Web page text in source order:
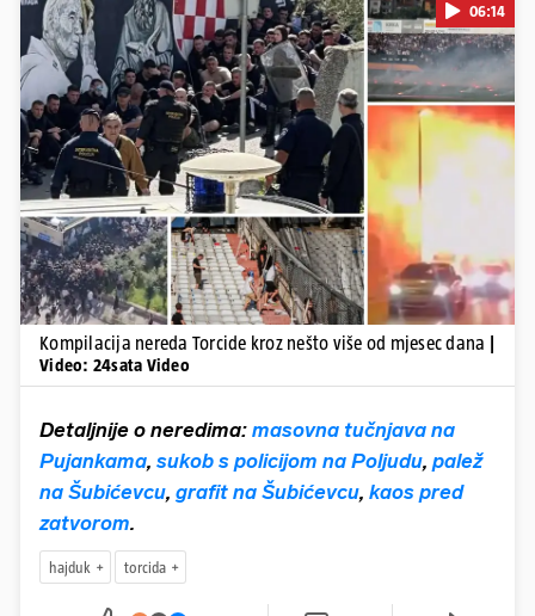
Pokretanje videa...
06:14
Kompilacija nereda Torcide kroz nešto više od mjesec dana
Video: 24sata Video
Detaljnije o neredima: masovna tučnjava na
Pujankama, sukob s policijom na Poljudu, palež
na Šubićevcu, grafit na Šubićevcu, kaos pred
zatvorom.
hajduk torcida